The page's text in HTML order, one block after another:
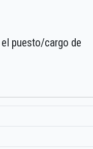
puesto/cargo de